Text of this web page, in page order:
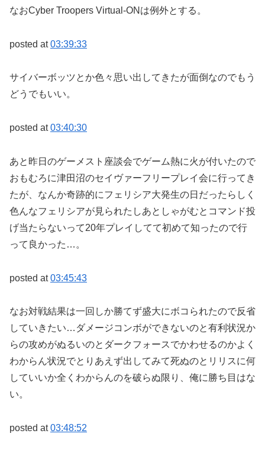
なおCyber Troopers Virtual-ONは例外とする。
posted at03:39:33
サイバーボッツとか色々思い出してきたが面倒なのでもう
どうでもいい。
posted at03:40:30
あと昨日のゲーメスト座談会でゲーム熱に火が付いたので
おもむろに津田沼のセイヴァーフリープレイ会に行ってき
たが、なんか奇跡的にフェリシア大発生の日だったらしく
色んなフェリシアが見られたしあとしゃがむとコマンド投
げ当たらないって20年プレイしてて初めて知ったので行
って良かった…。
posted at03:45:43
なお対戦結果は一回しか勝てず盛大にボコられたので反省
していきたい…ダメージコンボができないのと有利状況か
らの攻めがぬるいのとダークフォースでかわせるのかよく
わからん状況でとりあえず出してみて死ぬのとリリスに何
していいか全くわからんのを破らぬ限り、俺に勝ち目はな
い。
posted at03:48:52